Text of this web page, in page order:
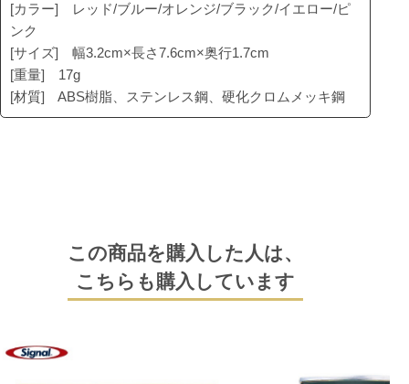
[カラー] レッド/ブルー/オレンジ/ブラック/イエロー/ピ
ンク
[サイズ] 幅3.2cm×長さ7.6cm×奥行1.7cm
[重量] 17g
[材質] ABS樹脂、ステンレス鋼、硬化クロムメッキ鋼
この商品を購入した人は、
こちらも購入しています